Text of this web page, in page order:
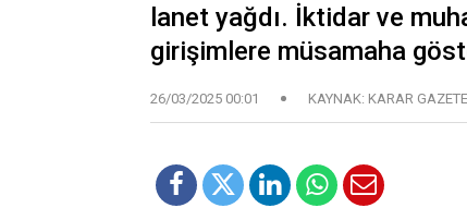
lanet yağdı. İktidar ve
girişimlere müsamaha
26/03/2025 00:01 KAYNAK: KARAR